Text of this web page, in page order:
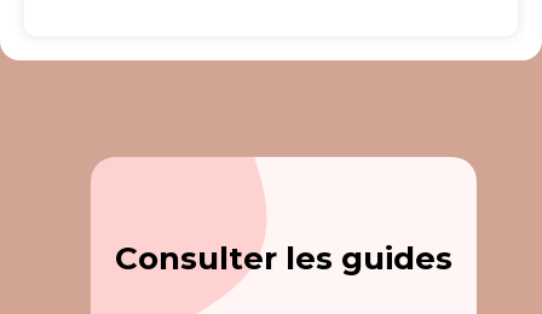
Consulter les guides